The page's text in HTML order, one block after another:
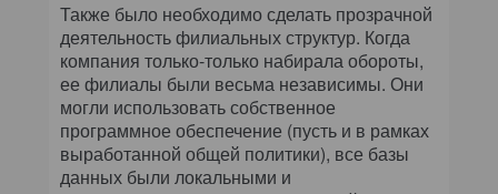
Также было необходимо сделать прозрачной
деятельность филиальных структур. Когда
компания только-только набирала обороты,
ее филиалы были весьма независимы. Они
могли использовать собственное
программное обеспечение (пусть и в рамках
выработанной общей политики), все базы
данных были локальными и